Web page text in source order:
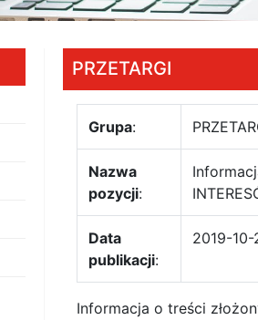
PRZETARGI
Grupa:
Nazwa
pozycji:
Data
publikacji:
2019-10-
Informacja o treści